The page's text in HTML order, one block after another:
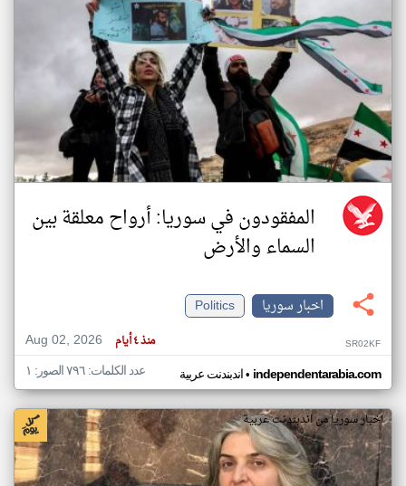
المفقودون في سوريا: أرواح معلقة بين
السماء والأرض
اخبار سوريا
Politics
Aug 02, 2026
منذ ٤ أيام SR02KF
اندبندنت عربية• independentarabia.com عدد الكلمات: ٧٩٦ الصور: ١
اخبار سوريا من اندبندنت عربية